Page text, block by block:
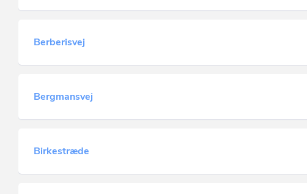
Berberisvej
Bergmansvej
Birkestræde